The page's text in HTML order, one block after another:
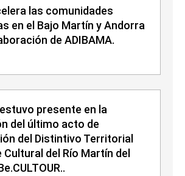
las comunidades
en el Bajo Martín y Andorra
de ADIBAMA.
presente en la
del último acto de
del Distintivo Territorial
Cultural del Río Martín del